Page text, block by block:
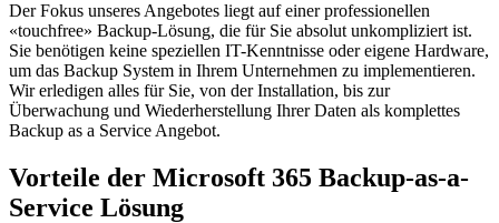
Der Fokus unseres Angebotes liegt auf einer professionellen
«touchfree» Backup-Lösung, die für Sie absolut unkompliziert ist.
Sie benötigen keine speziellen IT-Kenntnisse oder eigene Hardware,
um das Backup System in Ihrem Unternehmen zu implementieren.
Wir erledigen alles für Sie, von der Installation, bis zur
Überwachung und Wiederherstellung Ihrer Daten als komplettes
Backup as a Service Angebot.
Vorteile der Microsoft 365 Backup-as-a-
Service Lösung